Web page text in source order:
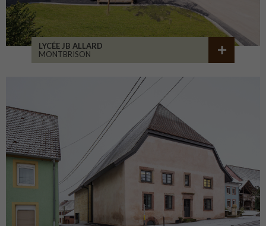
LYCÉE JB ALLARD
MONTBRISON